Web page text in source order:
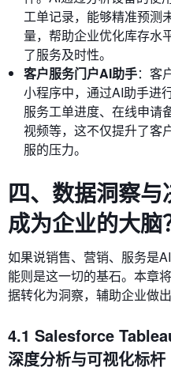
工单记录，能够精准预测
量，帮助企业优化库存水
了服务及时性。
客户服务门户AI助手：客
小程序中，通过AI助手进
服务工单进度、在线申请
视频等，这不仅提升了客
服的压力。
四、数据洞察
成为企业的大脑
如果说销售、营销、服务是
能则是这一切的基石。本章
据转化为洞察，辅助企业做
4.1 Salesforce
深度分析与可视化标杆